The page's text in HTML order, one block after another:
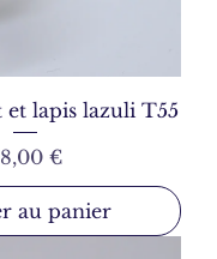
et lapis lazuli T55
€
au panier